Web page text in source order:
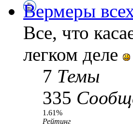
Вермеры
Все, что
легком деле
7 Темы
335
1.61%
Рейтинг